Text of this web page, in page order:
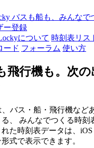
バスも船も、みんなで
ー登録
について 時刻表リス
ード フォーラム 使い方
飛行機も。次の
、バス・船・飛行機など
、 みんなでつくる時刻
れた時刻表データは、
式で表示できます。